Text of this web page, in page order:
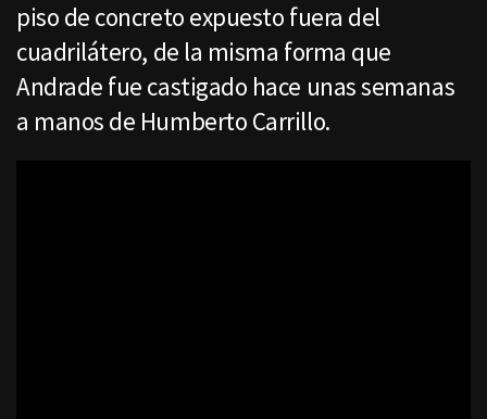
piso de concreto expuesto fuera del
cuadrilátero, de la misma forma que
Andrade fue castigado hace unas semanas
a manos de Humberto Carrillo.